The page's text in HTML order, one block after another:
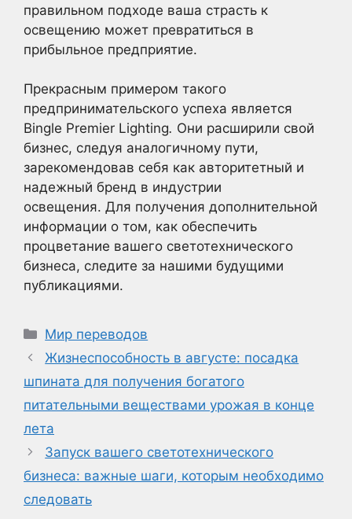
правильном подходе ваша страсть к
освещению может превратиться в
прибыльное предприятие.
Прекрасным примером такого
предпринимательского успеха является
Bingle Premier Lighting. Они расширили свой
бизнес, следуя аналогичному пути,
зарекомендовав себя как авторитетный и
надежный бренд в индустрии
освещения. Для получения дополнительной
информации о том, как обеспечить
процветание вашего светотехнического
бизнеса, следите за нашими будущими
публикациями.
Рубрики
Мир переводов
Жизнеспособность в августе: посадка
шпината для получения богатого
питательными веществами урожая в конце
лета
Запуск вашего светотехнического
бизнеса: важные шаги, которым необходимо
следовать